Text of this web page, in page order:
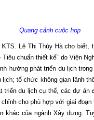
Quang cảnh cuộc họp
Lê Thị Thúy Hà cho biết,
chuẩn thiết kế” do Viện
hướng phát triển du lịch
tổ chức không gian lãnh
du lịch cụ thể, các dự án
cho phù hợp với giai
khác của ngành Xây dựng.